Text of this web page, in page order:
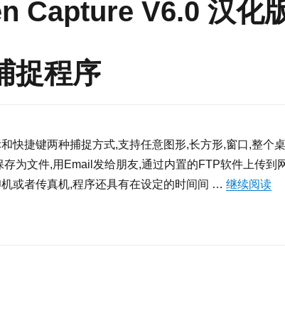
Capture V6.0 汉化
捉程序
捷键两种捕捉方式,支持任意图形,长方形,窗口,整个
为文件,用Email发给朋友,通过内置的FTP软件上传到
或者传真机,程序还具有在设定的时间间 … 继续阅读